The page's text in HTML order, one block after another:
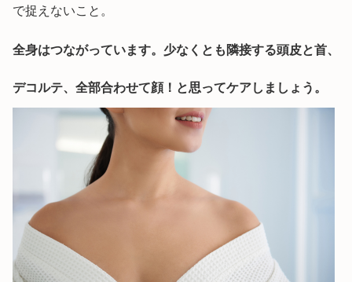
で捉えないこと。
全身はつながっています。少なくとも隣接する頭皮と首、
デコルテ、全部合わせて顔！と思ってケアしましょう。